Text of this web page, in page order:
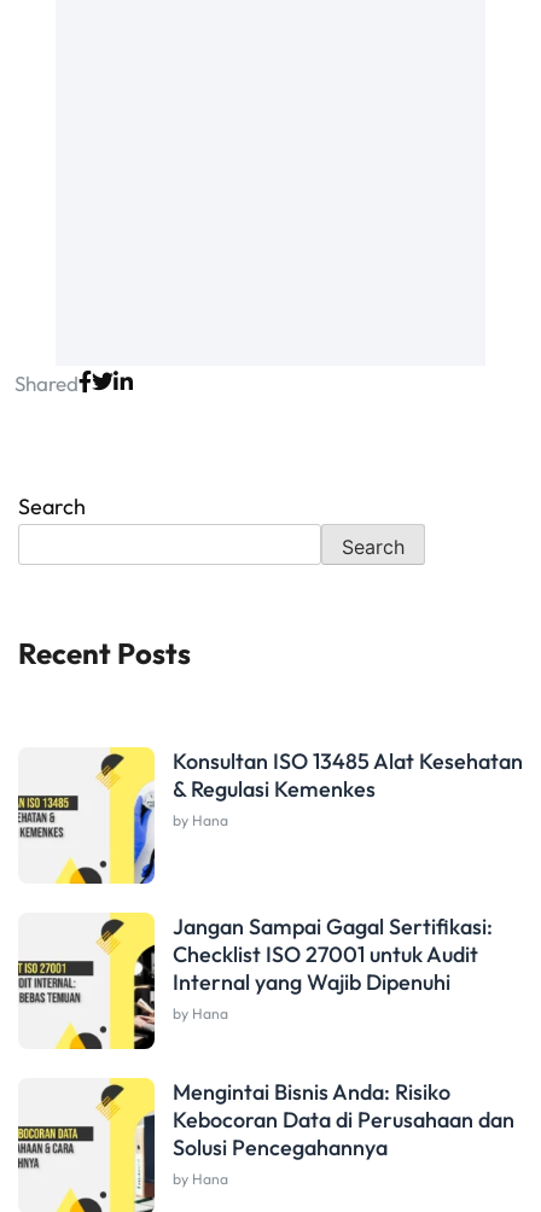
Shared
Search
Search
Recent Posts
Konsultan ISO 13485 Alat Kesehatan
& Regulasi Kemenkes
by Hana
Jangan Sampai Gagal Sertifikasi:
Checklist ISO 27001 untuk Audit
Internal yang Wajib Dipenuhi
by Hana
Mengintai Bisnis Anda: Risiko
Kebocoran Data di Perusahaan dan
Solusi Pencegahannya
by Hana